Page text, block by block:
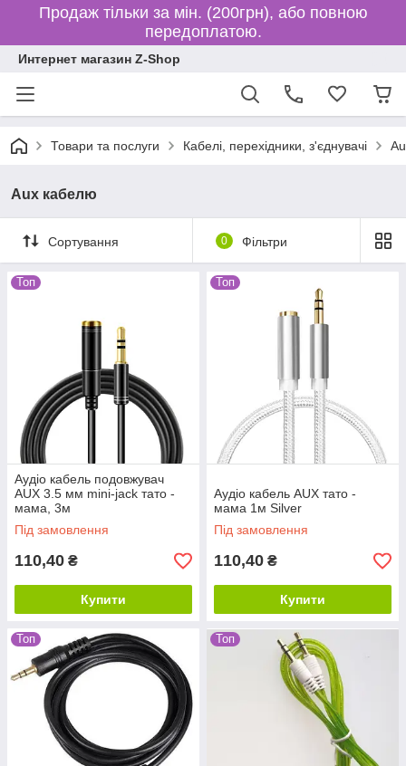
Продаж тільки за мін. (200грн), або повною
передоплатою.
Интернет магазин Z-Shop
Товари та послуги Кабелі, перехідники, з'єднувачі
Aux кабелю
Сортування 0 Фільтри
Топ
Аудіо кабель подовжувач
AUX 3.5 мм mini-jack тато -
мама, 3м
Під замовлення
110,40 ₴
Купити
Топ
Аудіо кабель AUX тато -
мама 1м Silver
Під замовлення
110,40 ₴
Купити
Топ Топ